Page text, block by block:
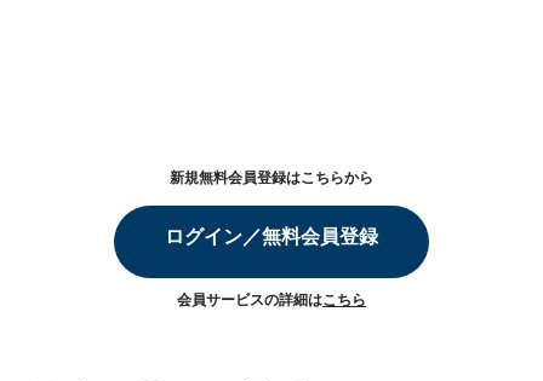
新規無料会員登録はこちらから
ログイン／無料会員登録
会員サービスの詳細はこちら